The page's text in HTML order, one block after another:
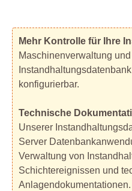
Mehr Kontrolle für Ihre
Maschinenverwaltung
konfigurierbar.
Technische
Unserer
Server
Verwaltung von
Schichtereignissen und
Anlagendokumentationen.